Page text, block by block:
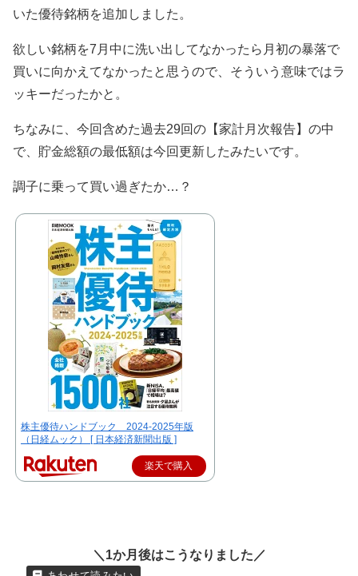
いた優待銘柄を追加しました。
欲しい銘柄を7月中に洗い出してなかったら月初の暴落で
買いに向かえてなかったと思うので、そういう意味ではラ
ッキーだったかと。
ちなみに、今回含めた過去29回の【家計月次報告】の中
で、貯金総額の最低額は今回更新したみたいです。
調子に乗って買い過ぎたか…？
株主優待ハンドブック 2024-2025年版
（日経ムック） [ 日本経済新聞出版 ]
楽天で購入
＼1か月後はこうなりました／